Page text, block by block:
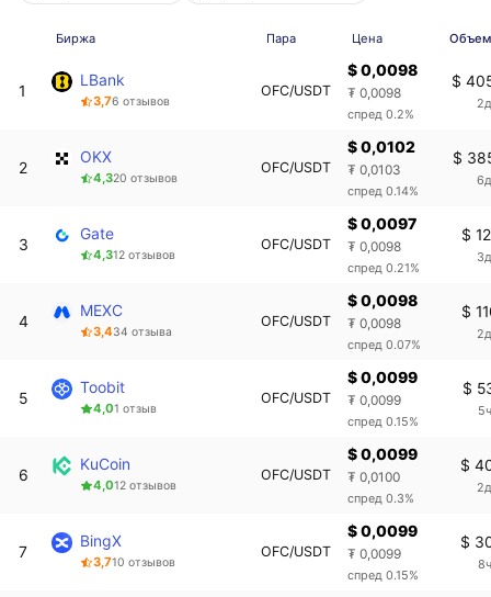
Биржа Пара Цена
1
LBank
3,76 отзывов
OFC/USDT
$ 0,0098
₮ 0,0098
спред 0.2%
$
2
OKX
4,320 отзывов
OFC/USDT
$ 0,0102
₮ 0,0103
спред 0.14%
$
3
Gate
4,312 отзывов
OFC/USDT
$ 0,0097
₮ 0,0098
спред 0.21%
$
4
MEXC
3,434 отзыва
OFC/USDT
$ 0,0098
₮ 0,0098
спред 0.07%
$
5
Toobit
4,01 отзыв
OFC/USDT
$ 0,0099
₮ 0,0099
спред 0.15%
$
6
KuCoin
4,012 отзывов
OFC/USDT
$ 0,0099
₮ 0,0100
спред 0.3%
$
7
BingX
3,710 отзывов
OFC/USDT
$ 0,0099
₮ 0,0099
спред 0.15%
$